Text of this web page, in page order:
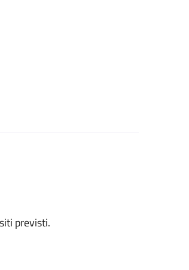
previsti.